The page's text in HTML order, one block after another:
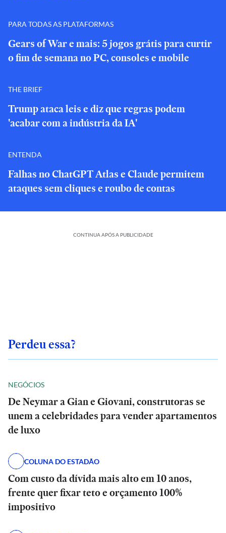
PARA TODAS AS PLATAFORMAS
Gears of War e mais: 5 jogos grátis para curtir
o fim de semana no PC, consoles e mobile
THE BRIEF
Trump ataca leis e diz que regras podem
'acabar com a indústria da IA'
ENTENDA
Falhas no ChatGPT Atlas e Claude permitem
ataques sem cliques e roubo de contas
CONTINUA APÓS A PUBLICIDADE
Perdeu essa?
NEGÓCIOS
De Neymar a Gian e Giovani, construtoras se
unem a celebridades para vender apartamentos
de luxo
COLUNA DO ESTADÃO
Com custo da dívida mais alto em 10 anos,
frente quer fixar teto e orçamento 100%
impositivo